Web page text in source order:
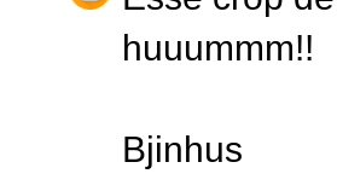
huuummm!!
Bjinhus